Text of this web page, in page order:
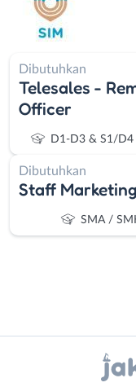
Dibutuhkan
Telesales -
Officer
D1-D3 & S1/D4
Dibutuhkan
Staff
SMA /
Ahli
(Remote